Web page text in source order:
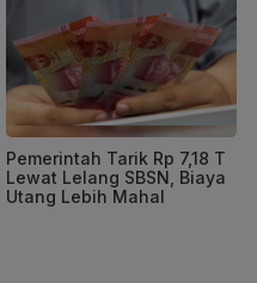
Pemerintah Tarik Rp 7,18 T
Lewat Lelang SBSN, Biaya
Utang Lebih Mahal